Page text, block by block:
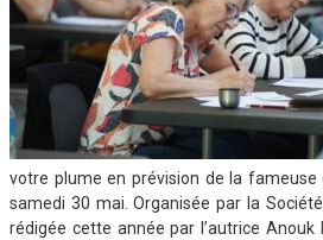
votre plume en prévision de la
samedi 30 mai. Organisée par la
rédigée cette année par l’autrice Anouk